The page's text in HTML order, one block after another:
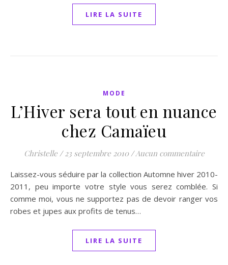
LIRE LA SUITE
MODE
L’Hiver sera tout en nuance
chez Camaïeu
Christelle / 23 septembre 2010 /Aucun commentaire
Laissez-vous séduire par la collection Automne hiver 2010-
2011, peu importe votre style vous serez comblée. Si
comme moi, vous ne supportez pas de devoir ranger vos
robes et jupes aux profits de tenus…
LIRE LA SUITE